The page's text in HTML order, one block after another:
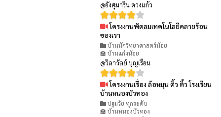
@อังศุมาริน ดวงแก้ว
โครงงานพัดลมเทคโนโลยีคลายร้อน
ของเรา
บ้านนักวิทยาศาสตร์น้อย
🏫 บ้านแก่งน้อย
@วิลาวัลย์ บุญเรือน
โครงงานเรื่อง ล้อหมุน ติ้ว ติ้ว โรงเรียน
บ้านหนองบัวทอง
ปฐมวัย ทุกระดับ
🏫 บ้านหนองบัวทอง